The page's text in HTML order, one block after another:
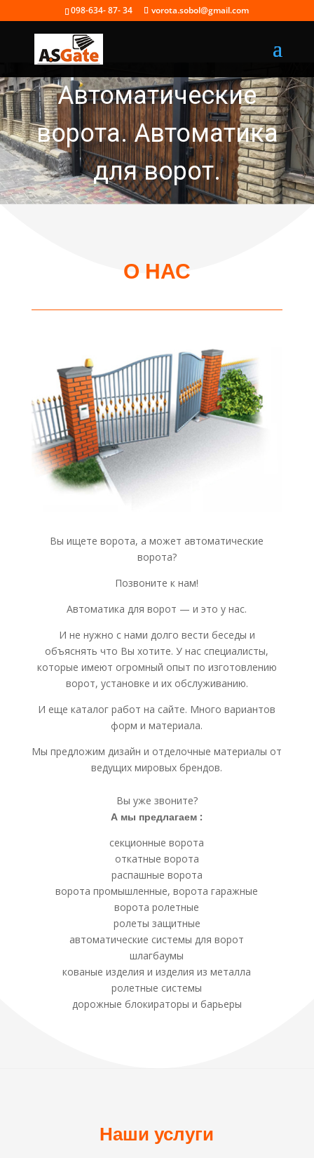
098-634- 87- 34 vorota.sobol@gmail.com
Автоматические
ворота. Автоматика
для ворот.
О НАС
Вы ищете ворота, а может автоматические
ворота?
Позвоните к нам!
Автоматика для ворот — и это у нас.
И не нужно с нами долго вести беседы и
объяснять что Вы хотите. У нас специалисты,
которые имеют огромный опыт по изготовлению
ворот, установке и их обслуживанию.
И еще каталог работ на сайте. Много вариантов
форм и материала.
Мы предложим дизайн и отделочные материалы от
ведущих мировых брендов.
Вы уже звоните?
А мы предлагаем :
секционные ворота
откатные ворота
распашные ворота
ворота промышленные, ворота гаражные
ворота ролетные
ролеты защитные
автоматические системы для ворот
шлагбаумы
кованые изделия и изделия из металла
ролетные системы
дорожные блокираторы и барьеры
Наши услуги